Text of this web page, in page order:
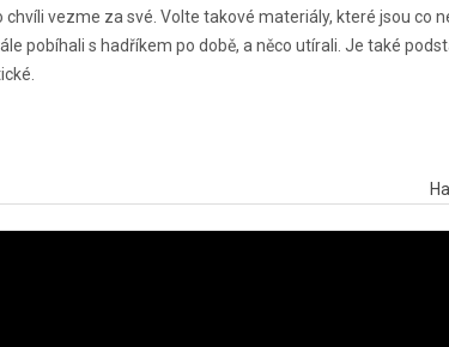
vezme za své. Volte takové materiály, které jsou co
pobíhali s hadříkem po době, a něco utírali. Je také